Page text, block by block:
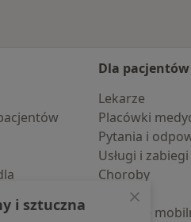
Dla pacjentów
Lekarze
Placówki
Pytania i
Usługi i zabiegi
Choroby
Pomoc
Aplikacje
i sztuczna